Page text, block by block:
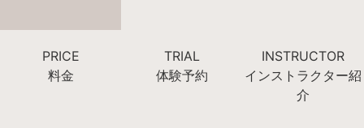
PRICE
料金
TRIAL
体験予約
INSTRUCTOR
インストラクター紹
介